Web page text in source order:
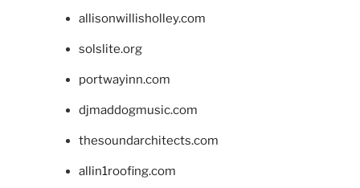
allisonwillisholley.com
solslite.org
portwayinn.com
djmaddogmusic.com
thesoundarchitects.com
allin1roofing.com